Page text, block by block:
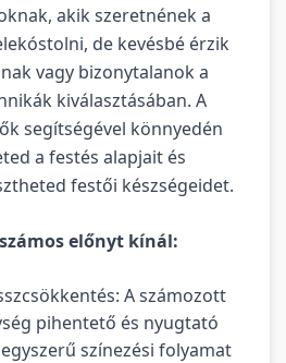
akik szeretnének a
de kevésbé érzik
vagy bizonytalanok a
kiválasztásában. A
segítségével könnyedén
a festés alapjait és
festői készségeidet.
előnyt kínál:
A számozott
pihentető és nyugtató
színezési folyamat